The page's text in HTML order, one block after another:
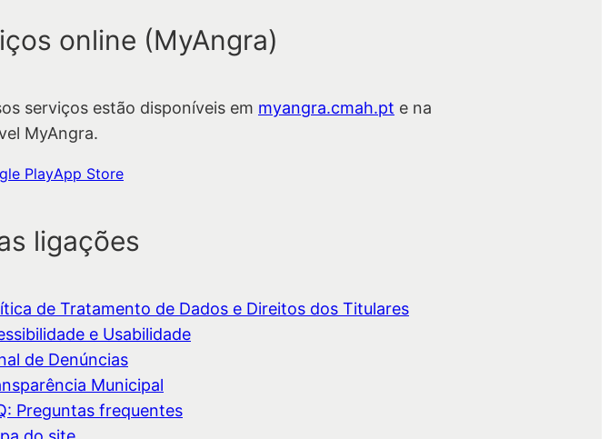
u
a
online (MyAngra)
serviços estão disponíveis em myangra.cmah.pt e na
MyAngra.
PlayApp Store
ligações
de Tratamento de Dados e Direitos dos Titulares
e Usabilidade
de Denúncias
Municipal
Preguntas frequentes